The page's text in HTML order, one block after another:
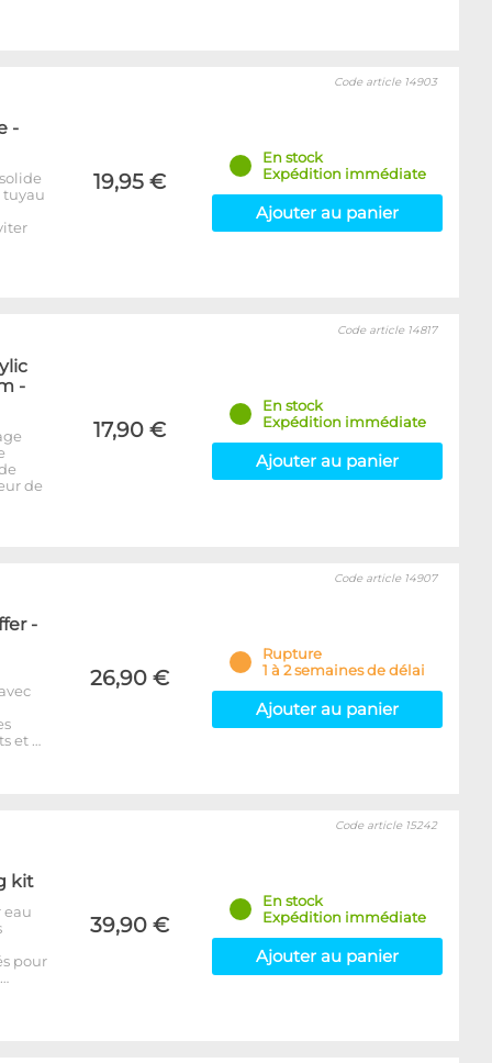
-
tuyau
19,95 €
Code article 14903
En stock
Expédition immédiate
Ajouter au panier
-
de
17,90 €
Code article 14817
En stock
Expédition immédiate
Ajouter au panier
-
et …
26,90 €
Code article 14907
Rupture
1 à 2 semaines de délai
Ajouter au panier
kit
eau
pour
39,90 €
Code article 15242
En stock
Expédition immédiate
Ajouter au panier